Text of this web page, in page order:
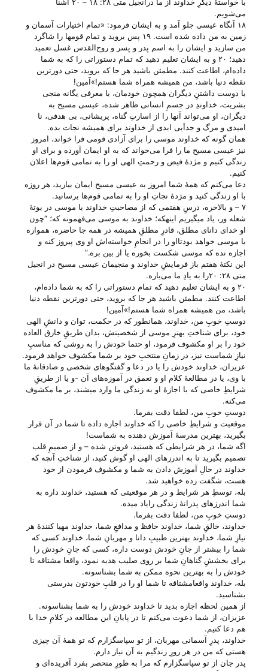
می‌‌شویم.
۱۸ آنگاه عیسی جلو آمد و به ایشان فرمود: «تمام اختیارات آسمان و
زمین به من داده شده است. ۱۹ پس بروید و تمام قومها را شاگرد
من سازید و ایشان را به اسم پدر و پسر و روح‌القدس غسل تعمید
دهید؛ ۲۰ و به ایشان تعلیم دهید که تمام دستوراتی را که به شما
داده‌ام، اطاعت کنند. مطمئن باشید هر جا که بروید، حتی دورترین
نقطه دنیا باشد، من همیشه همراه شما هستم!»آمین!
با دوست داشتنِ دیگران همچون خودمان، با معرفی یگانه منجی
بشریت، خداوندِ در جسمِ انسانی ظاهر شده، عیسی مسیح به
دیگران، او می‌‌تواند آنها را از اسارتِ گناه، پریشانی، بی‌ هدفی، نا
امیدی و مرگ و جدأیی ابدی از خداوند برای همیشه نجات بده.
همان گونه که خداوند موسی را برای آزادی قومی فرا خواند، امروز
نیز عیسی مسیح ما را فرا می‌‌خواند که به او ایمان آورده و برای او
زندگی کنیم و مژدهٔ فیض و رحمتِ الهی او را به تمامی قوم‌ها اعلان
کنیم.
دعا می‌‌کنم که همهٔ شما امروز به عیسی مسیح ایمان بیارید، هر روزه
با او زندگی کنید و مژدهٔ نجاتِ او را به تمامی قوم‌ها برسانید.
۷ – و بالاخره، درسِ هفتمی که از مصاحبتِ خداوند با موسی در بوتهٔ
شعله ور، یاد میگیریم اینهکه؛ خداوند به موسی می‌‌فهمونه که؛ “چون
او خدای دانای مطلق، قادرِ مطلقِ همیشه در همه جا حاضره، همواره
با موسی خواهد بودتااو را در انجامِ خواسته‌اش او وی پیروز ‌‌کنه و
اجازه نده که موسی شکست بخوره یا از بین بره.”
این نکتهٔ هفتم باز فرمایشِ خداوند و منجیمان عیسی مسیح در انجیل
متی ۲۸: ۲۰را به یادِ ما می‌‌یاره.
۲۰ و به ایشان تعلیم دهید که تمام دستوراتی را که به شما داده‌ام،
اطاعت کنند. مطمئن باشید هر جا که بروید، حتی دورترین نقطه دنیا
باشد، من همیشه همراه شما هستم!»آمین!
دوستِ خوبِ من، خداوند، همانطور که در حکمت، توان و دانشِ الهی
خود، برای شناختِ بهترِ موسی از شخصیتش، بدان طریقِ خارق العاده
خود را بر او مکشوف فرمود، او حتما خودش را به روشی که مناسبِ
نیازِ شماست نیز، در زمانِ منتخبِ خود بر شما مکشوف خواهد فرمود.
عزیزان، خداوند خودش را یا در دعا و گفتگو‌های شخصی و صادقانهٔ ما
با وی، یا در مطالعهٔ کلام او و تعمق در آموزه‌های آن -و یا از طریقِ
شرایطِ خاصی که با اجازهٔ او به زندگی ما وارد میشند، بر ما مکشوف
می‌‌کنه.
دوستِ خوبِ من، لطفا دقت بفرما.
موقعیت و شرایطِ خاصی را که خداوند اجازه داده تا شما در آن قرار
بگیرید، بهترین مدرسهٔ آموزش دهنده به شماست!
اگه شما، در هر شرایطی که هستید، فروتن شده – و از صمیمِ قلب
تصمیم بگیرید تا به اندرز‌های الهی او گوش کنید، از شناختِ آنچه که
خداوند در حالِ آموزش دادن به شما و مکشوف فرمودن از خود
هست، شگفت زده خواهید شد.
بله، توسطِ هر شرایط و در هر موقعیتی که هستید، خداوند داره به
شما اندرز‌های پدرانهٔ زندگی رایاد میده.
دوستِ خوبِ من، لطفا دقت بفرما.
خداوند، خالقِ شما، خداوند حافظ و مدافعِ شما، خداوند مهیا کنندهٔ هر
نیازِ شما، خداوند بهترین طبیبِ دانا و مهربانِ شما، خداوند کسی که
شما را بیشتر از جانِ خودش دوست داره، کسی که جانِ خودش را
برای بخششِ گناهانِ شما بر روی صلیب هدیه نمود، واقعا مشتاقه تا
خودش را به بهترین نحوه ممکن به شما بشناسونه.
بله، خداوند واقعامشتاقه تا شما او را در قلبِ خودتون بدرستی
بشناسید.
از همین لحظه اجازه بدید تا خداوند خودش را به شما بشناسونه.
عزیزان، از شما دعوت می‌‌کنم تا در پایانِ این مطالعه در کلامِ خدا با
هم دعا کنیم.
خداوند، پدرِ آسمانی مهربان، از تو سپاسگزارم که تو همهٔ آن چیزی
هستی‌ که من در هر روزِ زندگیم به آن نیاز دارم.
پدر جان از تو سپاسگزارم که مرا به طورِ منحصر بفرد آفریده‌ای و